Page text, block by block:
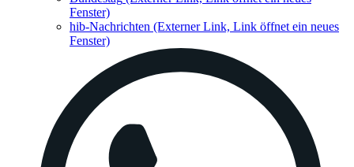
Fenster)
hib-Nachrichten (Externer Link, Link öffnet ein neues
Fenster)